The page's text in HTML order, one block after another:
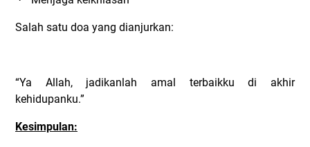
Salah satu doa yang dianjurkan:
“Ya Allah, jadikanlah amal terbaikku di akhir
kehidupanku.”
Kesimpulan: